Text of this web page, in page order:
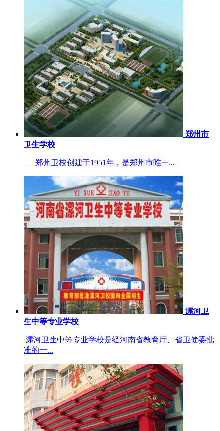
郑州市
卫生学校
郑州卫校创建于1951年，是郑州市唯一...
漯河卫
生中等专业学校
漯河卫生中等专业学校是经河南省教育厅、省卫健委批
准的一...